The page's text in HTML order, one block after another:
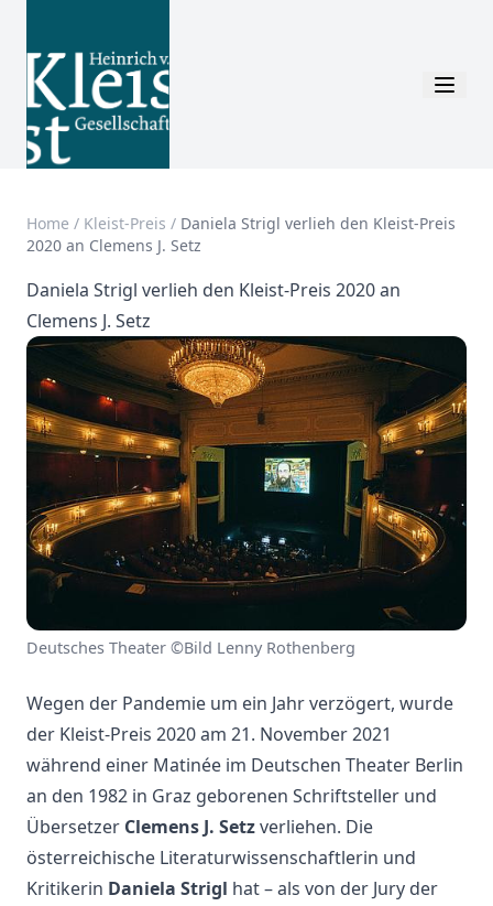
Home / Kleist-Preis / Daniela Strigl verlieh den Kleist-Preis
2020 an Clemens J. Setz
Daniela Strigl verlieh den Kleist-Preis 2020 an
Clemens J. Setz
Deutsches Theater ©Bild Lenny Rothenberg
Wegen der Pandemie um ein Jahr verzögert, wurde
der Kleist-Preis 2020 am 21. November 2021
während einer Matinée im Deutschen Theater Berlin
an den 1982 in Graz geborenen Schriftsteller und
Übersetzer Clemens J. Setzverliehen. Die
österreichische Literaturwissenschaftlerin und
Kritikerin Daniela Strigl hat – als von der Jury der